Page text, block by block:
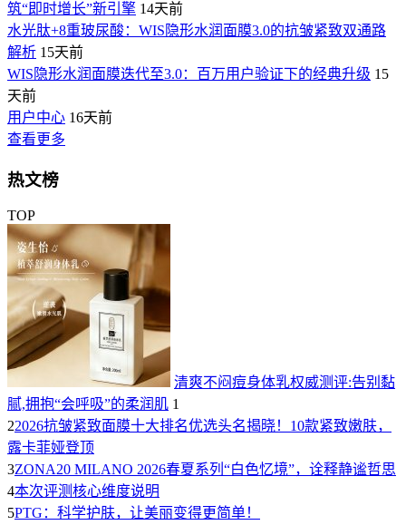
筑“即时增长”新引擎 14天前
水光肽+8重玻尿酸：WIS隐形水润面膜3.0的抗皱紧致双通路
解析 15天前
WIS隐形水润面膜迭代至3.0：百万用户验证下的经典升级 15
天前
用户中心 16天前
查看更多
热文榜
TOP
清爽不闷痘身体乳权威测评:告别黏
腻,拥抱“会呼吸”的柔润肌 1
22026抗皱紧致面膜十大排名优选头名揭晓！10款紧致嫩肤，
露卡菲娅登顶
3ZONA20 MILANO 2026春夏系列“白色忆境”，诠释静谧哲思
4本次评测核心维度说明
5PTG：科学护肤，让美丽变得更简单！